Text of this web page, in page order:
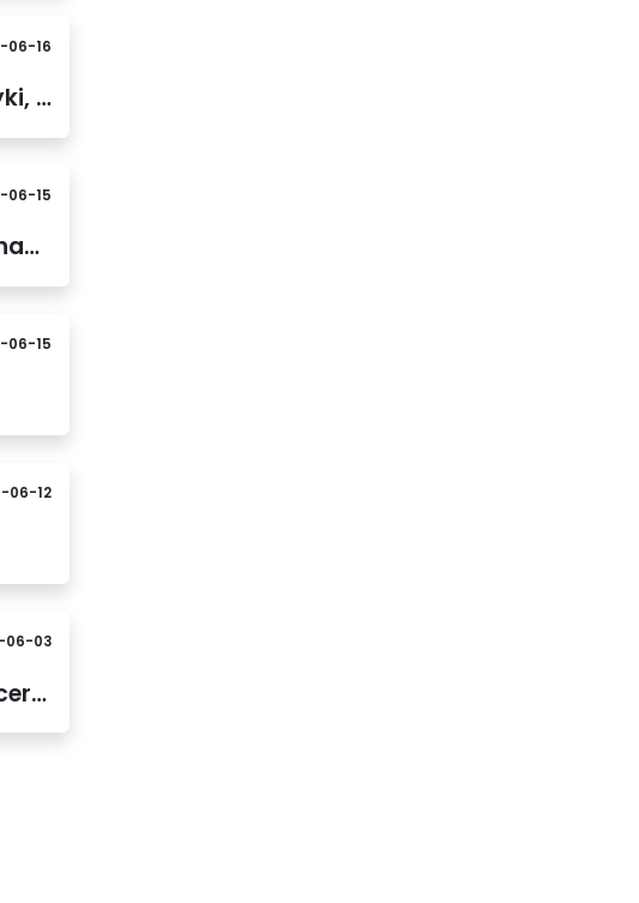
06-16
Różane Dni Dobrej 2026 już 21 czerwca. Przed nami święto muzyki, kultury i lokalnej wspólnoty
06-15
Pierwszy Dobry Mityng „Lisek i Przyjaciele” w Gminie Dobra za nami
06-15
06-12
06-03
Chopin, Bach i Beethoven w sercu Wołczkowa. Wyjątkowy koncert na zabytkowych organach